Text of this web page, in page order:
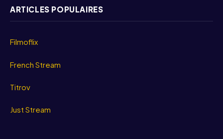
ARTICLES POPULAIRES
Filmoflix
French Stream
Titrov
Just Stream